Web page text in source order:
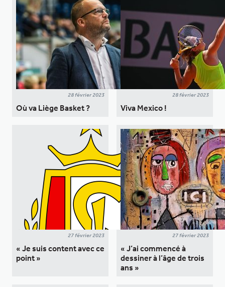
28 février 2023
Où va Liège Basket ?
28 février 2023
Viva Mexico !
27 février 2023
« Je suis content avec ce
point »
27 février 2023
« J’ai commencé à
dessiner à l’âge de trois
ans »